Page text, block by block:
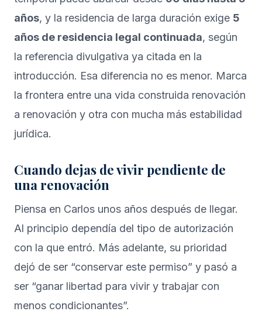
años, y la residencia de larga duración exige 5
años de residencia legal continuada, según
la referencia divulgativa ya citada en la
introducción. Esa diferencia no es menor. Marca
la frontera entre una vida construida renovación
a renovación y otra con mucha más estabilidad
jurídica.
Cuando dejas de vivir pendiente de
una renovación
Piensa en Carlos unos años después de llegar.
Al principio dependía del tipo de autorización
con la que entró. Más adelante, su prioridad
dejó de ser “conservar este permiso” y pasó a
ser “ganar libertad para vivir y trabajar con
menos condicionantes”.